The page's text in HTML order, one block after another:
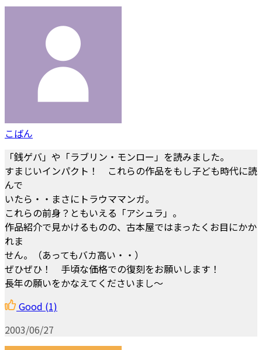
こばん
「銭ゲバ」や「ラブリン・モンロー」を読みました。
すまじいインパクト！ これらの作品をもし子ども時代に読
んで
いたら・・まさにトラウママンガ。
これらの前身？ともいえる「アシュラ」。
作品紹介で見かけるものの、古本屋ではまったくお目にかか
れま
せん。（あってもバカ高い・・）
ぜひぜひ！ 手頃な価格での復刻をお願いします！
長年の願いをかなえてくださいまし～
Good (1)
2003/06/27